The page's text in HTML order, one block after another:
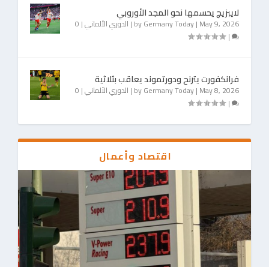
لايبزيج يحسمها نحو المجد الأوروبي
byGermany Today| May 9, 2026
| الدوري الألماني|
0
|
فرانكفورت يترنح ودورتموند يعاقب بثلاثية
byGermany Today| May 8, 2026
| الدوري الألماني|
0
|
اقتصاد وأعمال